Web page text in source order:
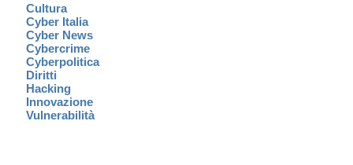
Cultura
Cyber Italia
Cyber News
Cybercrime
Cyberpolitica
Diritti
Hacking
Innovazione
Vulnerabilità